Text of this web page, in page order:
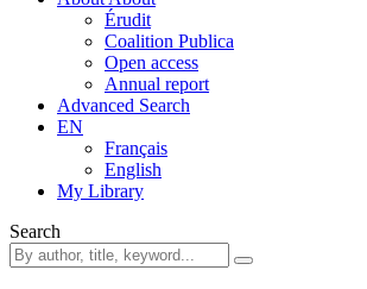
Érudit
Coalition Publica
Open access
Annual report
Advanced Search
EN
Français
English
My Library
Search